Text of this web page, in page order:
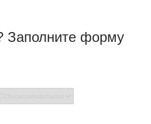
Заполните форму